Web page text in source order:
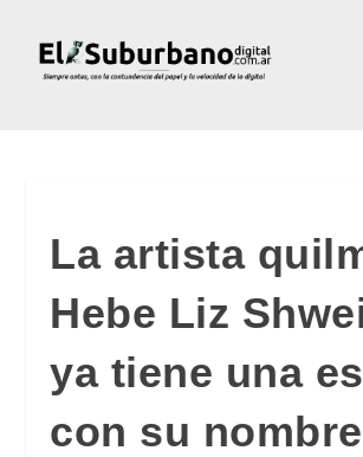
La artista
Hebe Liz
ya tiene una
con su nombre